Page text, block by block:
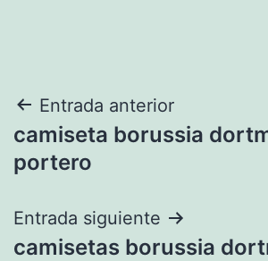
Navegación
de
Entrada anterior
camiseta borussia
portero
Entrada siguiente
camisetas borussia